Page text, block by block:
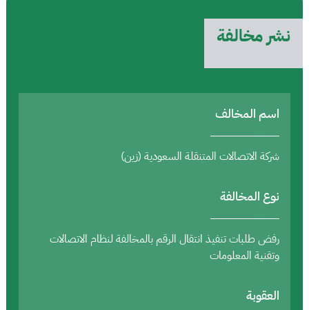
نشر مخالفة
اسم المخالف
شركة الاتصالات المتنقلة السعودية (زين)
نوع المخالفة
رفض طلبات تنفيذ انتقال الرقم بالمخالفة لنظام الاتصالات
وتقنية المعلومات
العقوبة